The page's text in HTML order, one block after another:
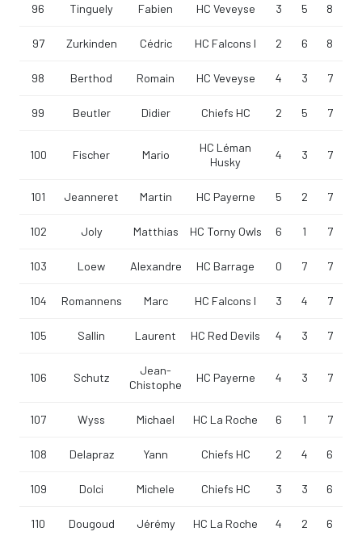
96 Tinguely Fabien HC Veveyse 3 5 8
97 Zurkinden Cédric HC Falcons I 2 6 8
98 Berthod Romain HC Veveyse 4 3 7
99 Beutler Didier Chiefs HC 2 5 7
100 Fischer Mario
HC Léman
Husky
4 3 7
101 Jeanneret Martin HC Payerne 5 2 7
102 Joly Matthias HC Torny Owls 6 1 7
103 Loew Alexandre HC Barrage 0 7 7
104 Romannens Marc HC Falcons I 3 4 7
105 Sallin Laurent HC Red Devils 4 3 7
106 Schutz
Jean-
Chistophe
HC Payerne 4 3 7
107 Wyss Michael HC La Roche 6 1 7
108 Delapraz Yann Chiefs HC 2 4 6
109 Dolci Michele Chiefs HC 3 3 6
110 Dougoud Jérémy HC La Roche 4 2 6